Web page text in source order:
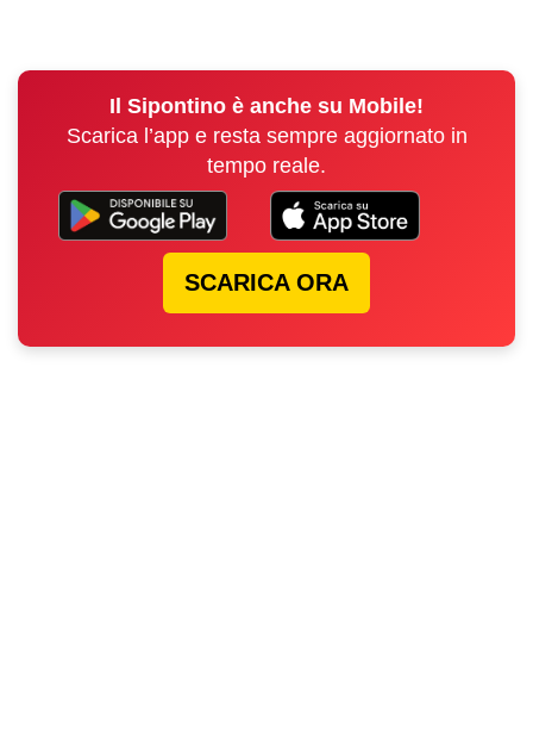
Il Sipontino è anche su Mobile!
Scarica l’app e resta sempre aggiornato in
tempo reale.
SCARICA ORA